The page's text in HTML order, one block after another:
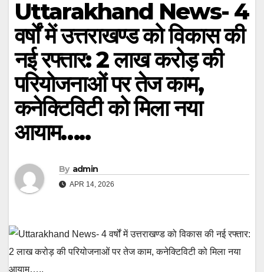
Uttarakhand News- 4
वर्षों में उत्तराखण्ड को विकास की
नई रफ्तार: 2 लाख करोड़ की
परियोजनाओं पर तेज काम,
कनेक्टिविटी को मिला नया
आयाम…..
By admin
APR 14, 2026